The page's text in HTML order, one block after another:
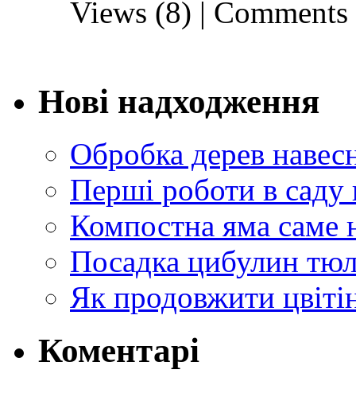
Views (8) |
Нові надходження
Обробка дерев
Перші роботи в саду
Компостна яма саме
Посадка цибулин
Як продовжити
Коментарі